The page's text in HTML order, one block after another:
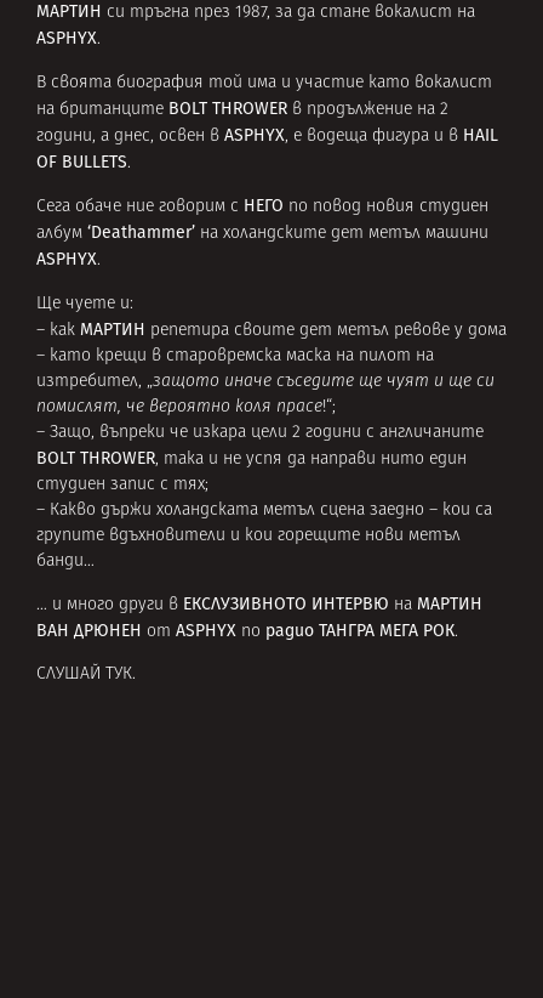
МАРТИН си тръгна през 1987, за да стане вокалист на
ASPHYX.
В своята биография той има и участие като вокалист
на британците BOLT THROWER в продължение на 2
години, а днес, освен в ASPHYX, е водеща фигура и в HAIL
OF BULLETS.
Сега обаче ние говорим с НЕГО по повод новия студиен
албум ‘Deathammer’ на холандските дет метъл машини
ASPHYX.
Ще чуете и:
– как МАРТИН репетира своите дет метъл ревове у дома
– като крещи в старовремска маска на пилот на
изтребител, „защото иначе съседите ще чуят и ще си
помислят, че вероятно коля прасе!“;
– Защо, въпреки че изкара цели 2 години с англичаните
BOLT THROWER, така и не успя да направи нито един
студиен запис с тях;
– Какво държи холандската метъл сцена заедно – кои са
групите вдъхновители и кои горещите нови метъл
банди…
… и много други в ЕКСЛУЗИВНОТО ИНТЕРВЮ на МАРТИН
ВАН ДРЮНЕН от ASPHYX по радио ТАНГРА МЕГА РОК.
СЛУШАЙ ТУК.